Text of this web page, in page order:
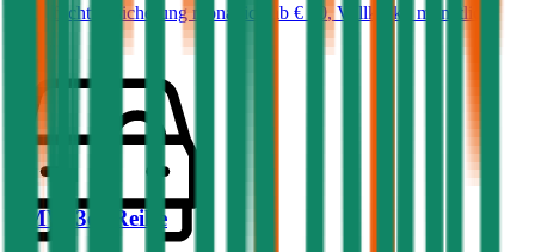
Haftpflichtversicherung monatlich ab € 50,Vollkasko monatlich
BMW 3er-Reihe